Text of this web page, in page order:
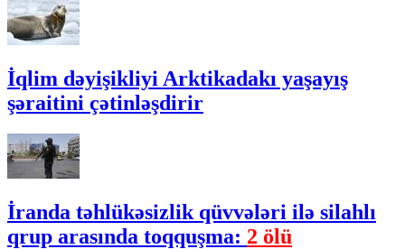
İqlim dəyişikliyi Arktikadakı yaşayış
şəraitini çətinləşdirir
İranda təhlükəsizlik qüvvələri ilə silahlı
qrup arasında toqquşma: 2 ölü